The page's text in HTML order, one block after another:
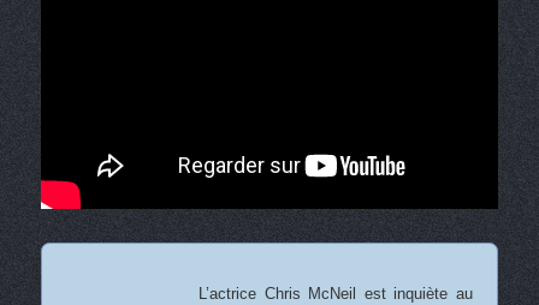
L’actrice Chris McNeil est inquiète au